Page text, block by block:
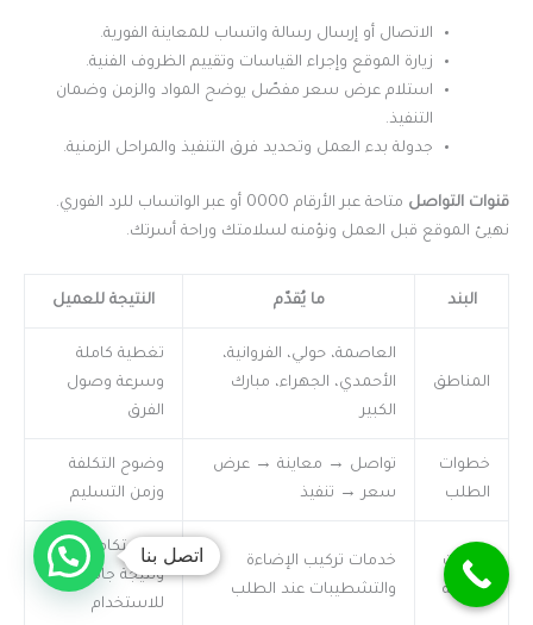
الاتصال أو إرسال رسالة واتساب للمعاينة الفورية.
زيارة الموقع وإجراء القياسات وتقييم الظروف الفنية.
استلام عرض سعر مفصّل يوضح المواد والزمن وضمان
التنفيذ.
جدولة بدء العمل وتحديد فرق التنفيذ والمراحل الزمنية.
قنوات التواصل
متاحة عبر الأرقام 0000 أو عبر الواتساب للرد الفوري.
نهيئ الموقع قبل العمل ونؤمنه لسلامتك وراحة أسرتك.
البند ما يُقدّم النتيجة للعميل
المناطق
العاصمة، حولي، الفروانية،
الأحمدي، الجهراء، مبارك
الكبير
تغطية كاملة
وسرعة وصول
الفرق
خطوات
الطلب
تواصل → معاينة → عرض
سعر → تنفيذ
وضوح التكلفة
وزمن التسليم
خدمات
إضافية
خدمات تركيب الإضاءة
والتشطيبات عند الطلب
حل متكامل
ونتيجة جاهزة
للاستخدام
اتصل بنا